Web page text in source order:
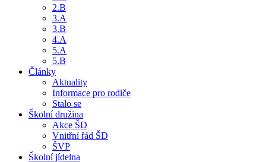
2.B
3.A
3.B
4.A
5.A
5.B
Články
Aktuality
Informace pro rodiče
Stalo se
Školní družina
Akce ŠD
Vnitřní řád ŠD
ŠVP
Školní jídelna